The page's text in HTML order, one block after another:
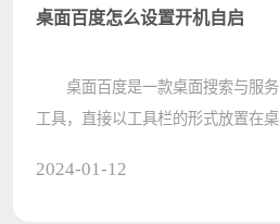
文看看吧。 PyCharm怎样连接
桌面百度怎么设置开机自启
桌面百度是一款桌面搜索与服务
工具，直接以工具栏的形式放置在桌
2024-01-12